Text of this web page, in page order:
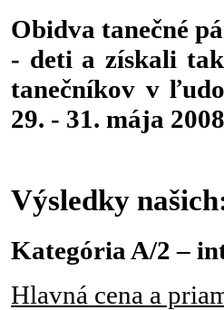
Obidva tanečné
- deti a získali
tanečníkov v
29. - 31. mája
Výsledky
Kategória A/2 –
Hlavná cena a